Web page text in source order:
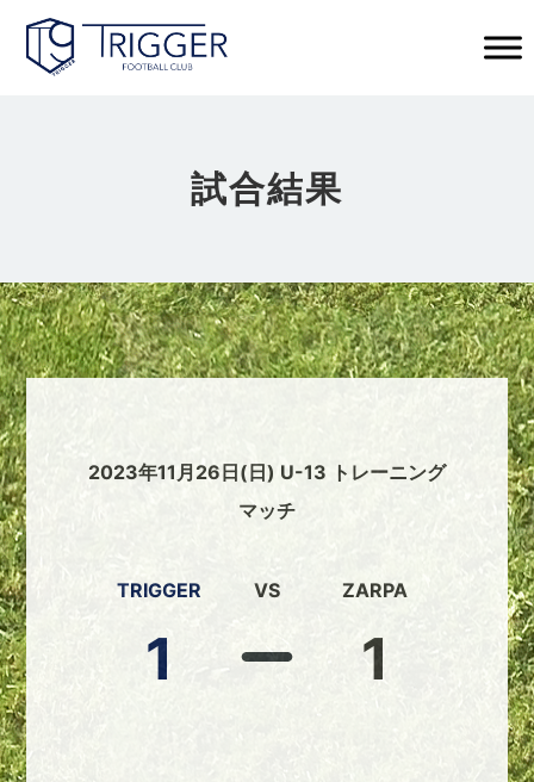
試合結果
2023年11月26日(日) U-13 トレーニング
マッチ
TRIGGER
1
VS ZARPA
1